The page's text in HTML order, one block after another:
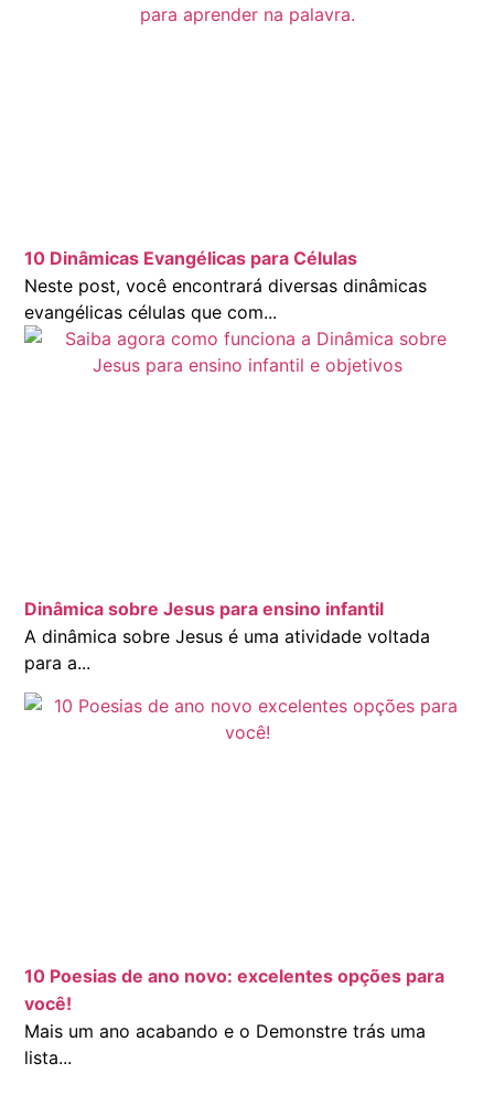
10 Dinâmicas Evangélicas para Células
Neste post, você encontrará diversas dinâmicas
evangélicas células que com...
Dinâmica sobre Jesus para ensino infantil
A dinâmica sobre Jesus é uma atividade voltada
para a...
10 Poesias de ano novo: excelentes opções para
você!
Mais um ano acabando e o Demonstre trás uma
lista...